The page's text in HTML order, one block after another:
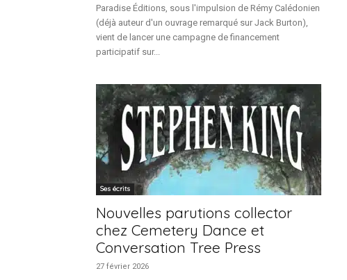
Paradise Éditions, sous l'impulsion de Rémy Calédonien
(déjà auteur d'un ouvrage remarqué sur Jack Burton),
vient de lancer une campagne de financement
participatif sur...
Ses écrits
Nouvelles parutions collector
chez Cemetery Dance et
Conversation Tree Press
27 février 2026